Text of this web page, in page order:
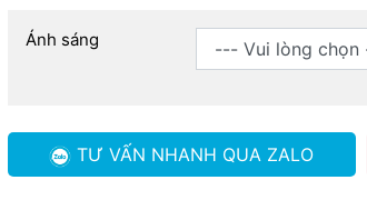
Ánh sáng
TƯ VẤN NHANH QUA ZALO